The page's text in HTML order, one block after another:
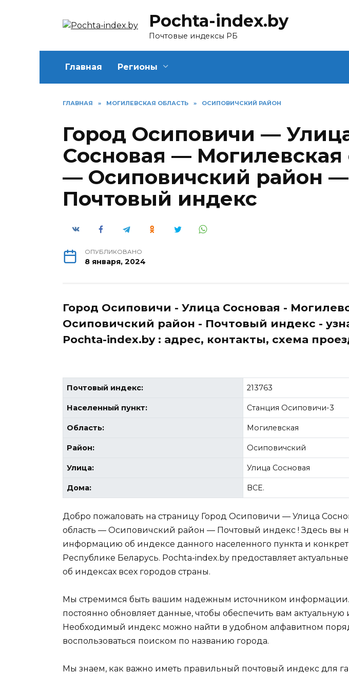
Pochta-index.by
Почтовые индексы РБ
Главная Регионы
ГЛАВНАЯ » МОГИЛЕВСКАЯ ОБЛАСТЬ » ОСИПОВИЧСКИЙ РАЙОН
Город Осиповичи —
Сосновая — Могилевская
— Осиповичский район —
Почтовый индекс
ОПУБЛИКОВАНО
8 января, 2024
Город Осиповичи - Улица Сосновая -
Осиповичский район - Почтовый индекс -
Pochta-index.by : адрес, контакты, схема
Почтовый индекс: 213763
Населенный пункт: Станция Осиповичи-3
Область: Могилевская
Район: Осиповичский
Улица: Улица Сосновая
Дома: ВСЕ.
Добро пожаловать на страницу Город Осиповичи — Улица
область — Осиповичский район — Почтовый индекс ! Здесь вы
информацию об индексе данного населенного пункта и
Республике Беларусь. Pochta-index.by предоставляет
об индексах всех городов страны.
Мы стремимся быть вашим надежным источником
постоянно обновляет данные, чтобы обеспечить вам
Необходимый индекс можно найти в удобном алфавитном
воспользоваться поиском по названию города.
Мы знаем, как важно иметь правильный почтовый индекс для